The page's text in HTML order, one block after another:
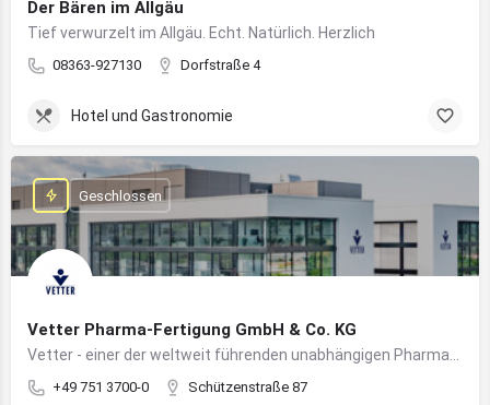
Der Bären im Allgäu
Tief verwurzelt im Allgäu. Echt. Natürlich. Herzlich
08363-927130 Dorfstraße 4
Hotel und Gastronomie
Vetter Pharma-Fertigung GmbH & Co. KG
+49 751 3700-0 Schützenstraße 87
Geschlossen